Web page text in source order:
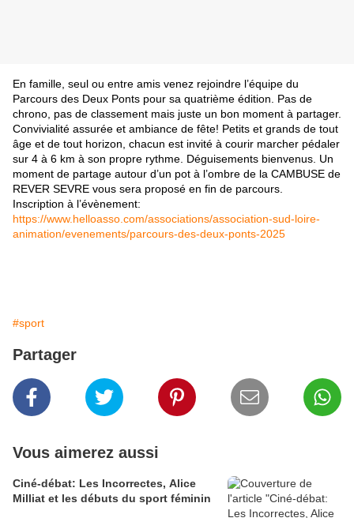
En famille, seul ou entre amis venez rejoindre l’équipe du
Parcours des Deux Ponts pour sa quatrième édition. Pas de
chrono, pas de classement mais juste un bon moment à partager.
Convivialité assurée et ambiance de fête! Petits et grands de tout
âge et de tout horizon, chacun est invité à courir marcher pédaler
sur 4 à 6 km à son propre rythme. Déguisements bienvenus. Un
moment de partage autour d’un pot à l’ombre de la CAMBUSE de
REVER SEVRE vous sera proposé en fin de parcours.
Inscription à l’évènement:
https://www.helloasso.com/associations/association-sud-loire-
animation/evenements/parcours-des-deux-ponts-2025
#sport
Partager
Vous aimerez aussi
Ciné-débat: Les Incorrectes, Alice
Milliat et les débuts du sport féminin